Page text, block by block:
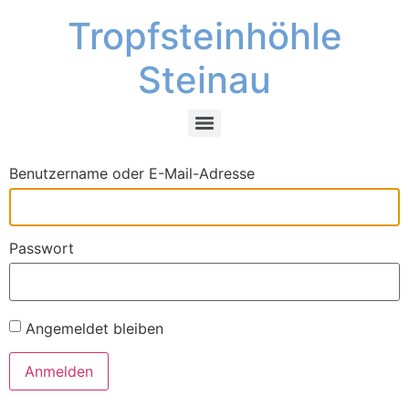
Tropfsteinhöhle
Steinau
Benutzername oder E-Mail-Adresse
Passwort
Angemeldet bleiben
Anmelden